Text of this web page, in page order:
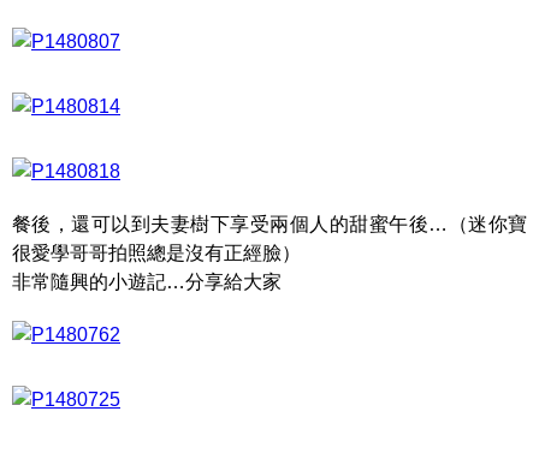
餐後，還可以到夫妻樹下享受兩個人的甜蜜午後…（迷你寶
很愛學哥哥拍照總是沒有正經臉）
非常隨興的小遊記…分享給大家